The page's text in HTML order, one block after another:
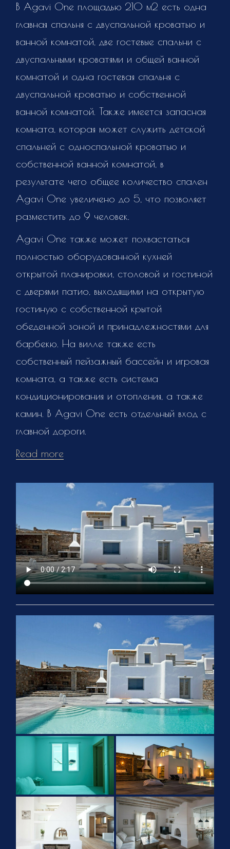
В Agavi One площадью 210 м2 есть одна
главная спальня с двуспальной кроватью и
ванной комнатой, две гостевые спальни с
двуспальными кроватями и общей ванной
комнатой и одна гостевая спальня с
двуспальной кроватью и собственной
ванной комнатой. Также имеется запасная
комната, которая может служить детской
спальней с односпальной кроватью и
собственной ванной комнатой, в
результате чего общее количество спален
Agavi One увеличено до 5, что позволяет
разместить до 9 человек.
Agavi One также может похвастаться
полностью оборудованной кухней
открытой планировки, столовой и гостиной
с дверями патио, выходящими на открытую
гостиную с собственной крытой
обеденной зоной и принадлежностями для
барбекю. На вилле также есть
собственный пейзажный бассейн и игровая
комната, а также есть система
кондиционирования и отопления, а также
камин. В Agavi One есть отдельный вход с
главной дороги.
Read more